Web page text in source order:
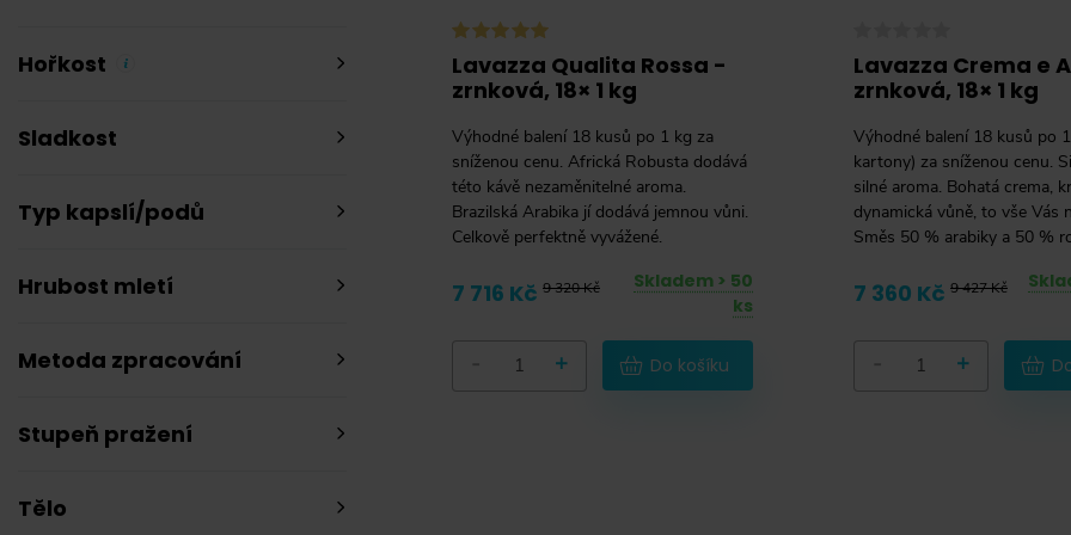
Hořkost
Sladkost
Typ kapslí/podů
Hrubost mletí
Metoda zpracování
Stupeň pražení
Tělo
Lavazza Qualita Rossa -
zrnková, 18× 1 kg
Výhodné balení 18 kusů po 1 kg za
sníženou cenu. Africká Robusta dodává
této kávě nezaměnitelné aroma.
Brazilská Arabika jí dodává jemnou vůni.
Celkově perfektně vyvážené.
7 716 Kč 9 320 Kč
Skladem > 50
ks
+ Do košíku
Lavazza Crema e
zrnková, 18× 1 kg
Výhodné balení 18 kusů po
kartony) za sníženou cenu.
silné aroma. Bohatá crema,
dynamická vůně, to vše Vás
Směs 50 % arabiky a 50 %
7 360 Kč 9 427 Kč
+